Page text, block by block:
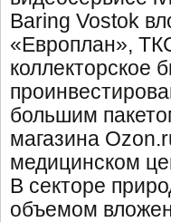
Baring Vostok
«Европлан»,
коллекторское
большим
магазина
медицинском
В секторе
объемом